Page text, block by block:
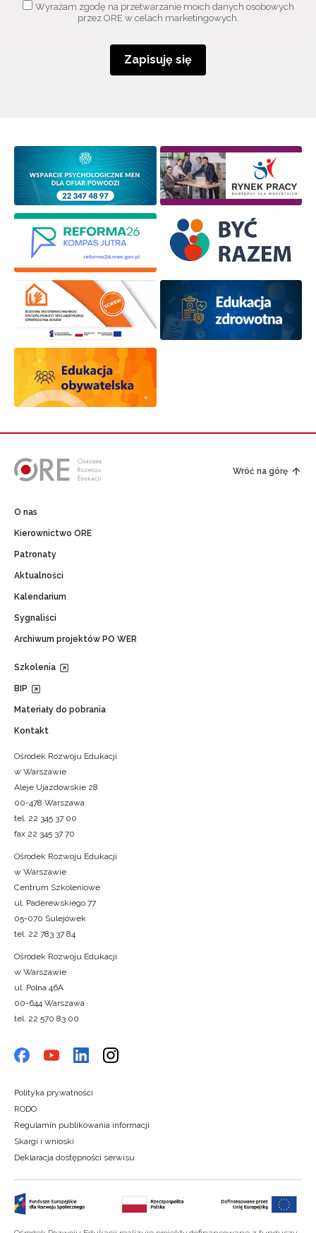
Wyrażam zgodę na przetwarzanie moich danych osobowych
przez ORE w celach marketingowych.
Zapisuję się
Wróć na górę
O nas
Kierownictwo ORE
Patronaty
Aktualności
Kalendarium
Sygnaliści
Archiwum projektów PO WER
Szkolenia
BIP
Materiały do pobrania
Kontakt
Ośrodek Rozwoju Edukacji
w Warszawie
Aleje Ujazdowskie 28
00-478 Warszawa
tel. 22 345 37 00
fax 22 345 37 70
Ośrodek Rozwoju Edukacji
w Warszawie
Centrum Szkoleniowe
ul. Paderewskiego 77
05-070 Sulejówek
tel. 22 783 37 84
Ośrodek Rozwoju Edukacji
w Warszawie
ul. Polna 46A
00-644 Warszawa
tel. 22 570 83 00
Polityka prywatności
RODO
Regulamin publikowania informacji
Skargi i wnioski
Deklaracja dostępności serwisu